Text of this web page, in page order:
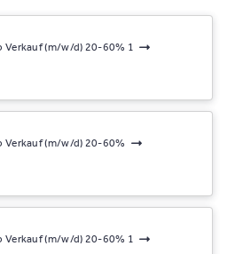
(m/w/d) 20-60% 1
(m/w/d) 20-60%
(m/w/d) 20-60% 1